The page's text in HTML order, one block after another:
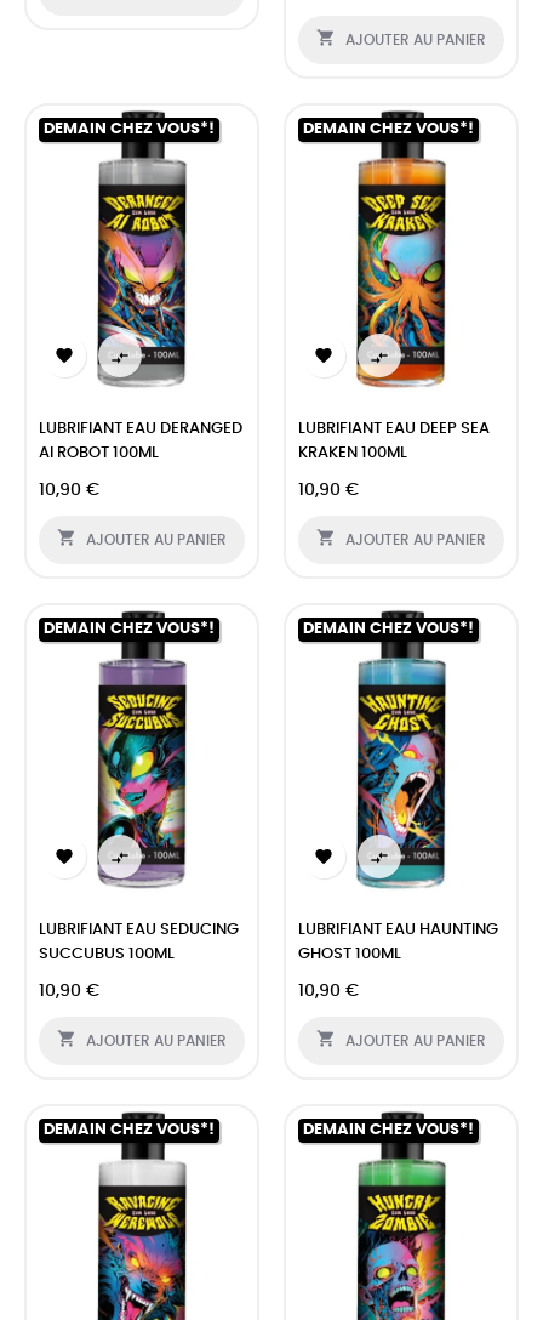
 AJOUTER AU PANIER
DEMAIN CHEZ VOUS*!
 
LUBRIFIANT EAU DERANGED
AI ROBOT 100ML
10,90 €
 AJOUTER AU PANIER
DEMAIN CHEZ VOUS*!
 
LUBRIFIANT EAU DEEP SEA
KRAKEN 100ML
10,90 €
 AJOUTER AU PANIER
DEMAIN CHEZ VOUS*!
 
LUBRIFIANT EAU SEDUCING
SUCCUBUS 100ML
10,90 €
 AJOUTER AU PANIER
DEMAIN CHEZ VOUS*!
 
LUBRIFIANT EAU HAUNTING
GHOST 100ML
10,90 €
 AJOUTER AU PANIER
DEMAIN CHEZ VOUS*! DEMAIN CHEZ VOUS*!